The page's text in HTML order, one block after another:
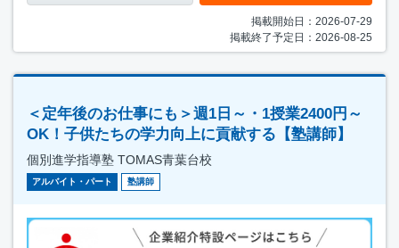
掲載開始日：2026-07-29
掲載終了予定日：2026-08-25
＜定年後のお仕事にも＞週1日～・1授業2400円～
OK！子供たちの学力向上に貢献する【塾講師】
個別進学指導塾 TOMAS青葉台校
アルバイト・パート 塾講師